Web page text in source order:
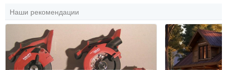
Наши рекомендации